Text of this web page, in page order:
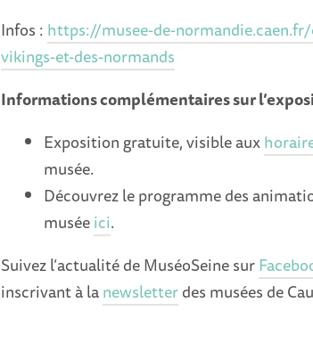
Infos : https://musee-de-
vikings-et-des-normands
Informations complémentaires sur
Exposition gratuite, visible aux
musée.
Découvrez le programme des
muséeici.
Suivez l’actualité de MuséoSeine sur
inscrivant à lanewsletterdes musées de